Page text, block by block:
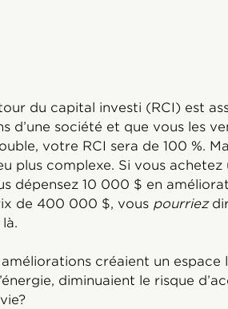
du capital investi (RCI) est
d’une société et que vous les
votre RCI sera de 100 %.
plus complexe. Si vous achetez
dépensez 10 000 $ en
de 400 000 $, vous pourriez
créaient un espace
diminuaient le risque